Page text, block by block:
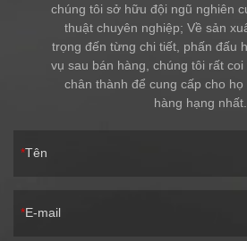
chúng tôi sở hữu đội ngũ nghiên
thuật chuyên nghiệp; Về sản
trọng đến từng chi tiết, phấn đấu
vụ sau bán hàng, chúng tôi rất
chân thành để cung cấp cho họ
hàng hạng nhất.
Tên
E-mail